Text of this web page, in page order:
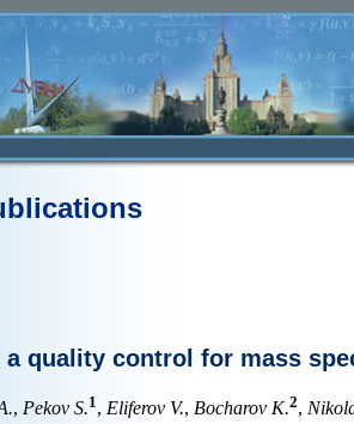
a quality control for mass
, Pekov S.1 , Eliferov V., Bocharov K.2,